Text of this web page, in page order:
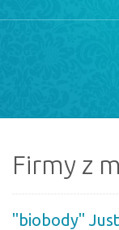
Firmy z
"biobody"